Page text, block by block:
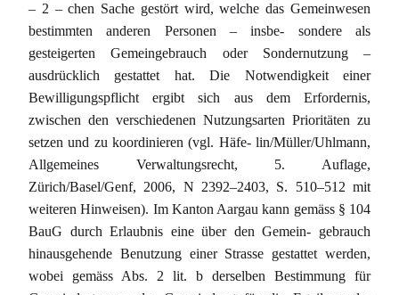
– 2 – chen Sache gestört wird, welche das Gemeinwesen
bestimmten anderen Personen – insbe- sondere als
gesteigerten Gemeingebrauch oder Sondernutzung –
ausdrücklich gestattet hat. Die Notwendigkeit einer
Bewilligungspflicht ergibt sich aus dem Erfordernis,
zwischen den verschiedenen Nutzungsarten Prioritäten zu
setzen und zu koordinieren (vgl. Häfe- lin/Müller/Uhlmann,
Allgemeines Verwaltungsrecht, 5. Auflage,
Zürich/Basel/Genf, 2006, N 2392–2403, S. 510–512 mit
weiteren Hinweisen). Im Kanton Aargau kann gemäss § 104
BauG durch Erlaubnis eine über den Gemein- gebrauch
hinausgehende Benutzung einer Strasse gestattet werden,
wobei gemäss Abs. 2 lit. b derselben Bestimmung für